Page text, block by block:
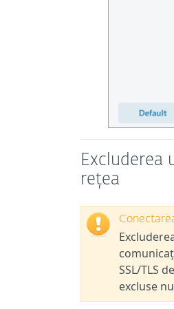
Excluderea
rețea
SSL/TLS
excluse